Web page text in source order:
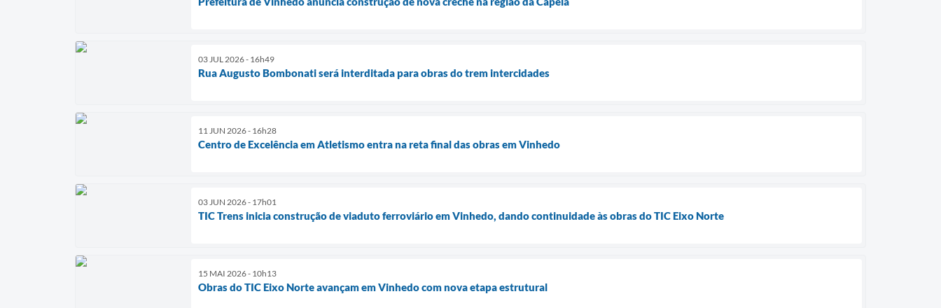
03 JUL 2026 - 16h49
Rua Augusto Bombonati será interditada para obras do trem intercidades
11 JUN 2026 - 16h28
Centro de Excelência em Atletismo entra na reta final das obras em Vinhedo
03 JUN 2026 - 17h01
TIC Trens inicia construção de viaduto ferroviário em Vinhedo, dando continuidade às obras do TIC Eixo Norte
15 MAI 2026 - 10h13
Obras do TIC Eixo Norte avançam em Vinhedo com nova etapa estrutural